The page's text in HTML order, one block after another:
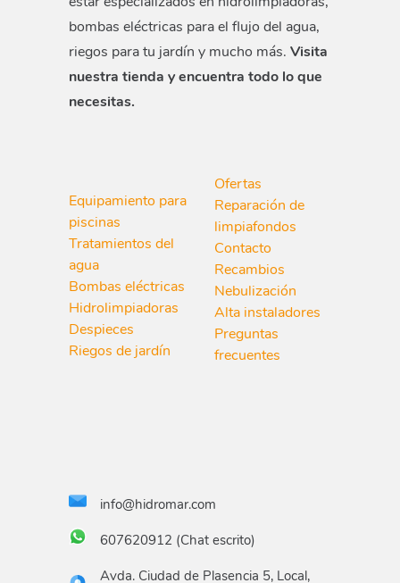
bombas eléctricas para el flujo del agua,
riegos para tu jardín y mucho más. Visita
nuestra tienda y encuentra todo lo que
necesitas.
Equipamiento para
piscinas
Tratamientos del
agua
Bombas eléctricas
Hidrolimpiadoras
Despieces
Riegos de jardín
Ofertas
Reparación de
limpiafondos
Contacto
Recambios
Nebulización
Alta instaladores
Preguntas
frecuentes
info@hidromar.com
607620912 (Chat escrito)
Avda. Ciudad de Plasencia 5, Local,